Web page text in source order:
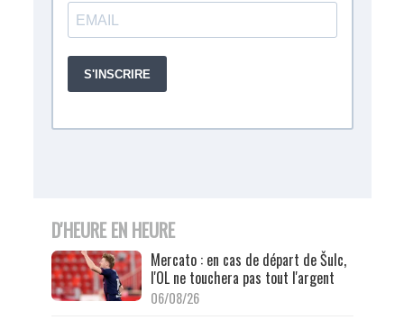
D'HEURE EN HEURE
Mercato : en cas de départ de Šulc,
l'OL ne touchera pas tout l'argent
06/08/26